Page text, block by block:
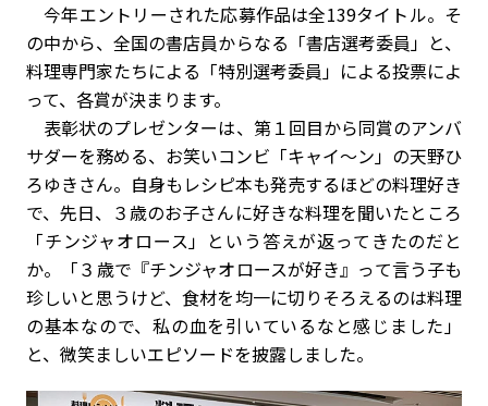
今年エントリーされた応募作品は全139タイトル。そ
の中から、全国の書店員からなる「書店選考委員」と、
料理専門家たちによる「特別選考委員」による投票によ
って、各賞が決まります。
表彰状のプレゼンターは、第１回目から同賞のアンバ
サダーを務める、お笑いコンビ「キャイ～ン」の天野ひ
ろゆきさん。自身もレシピ本も発売するほどの料理好き
で、先日、３歳のお子さんに好きな料理を聞いたところ
「チンジャオロース」という答えが返ってきたのだと
か。「３歳で『チンジャオロースが好き』って言う子も
珍しいと思うけど、食材を均一に切りそろえるのは料理
の基本なので、私の血を引いているなと感じました」
と、微笑ましいエピソードを披露しました。